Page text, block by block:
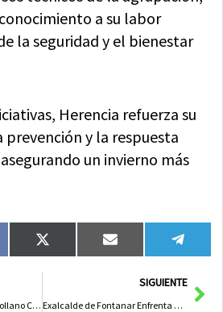
a su labor
la seguridad y el bienestar
Herencia refuerza su
y la respuesta
un invierno más
Compartir
en
X
(Twitter)
Compartir
en
Email
en
Los Reyes Magos de Puertollano Confirmados en la Cabalgata para Cumplir los Sueños Infantiles
SIGUIENTE
Exalcalde de Fontanar Enfrenta Juicio por Malversación y Prevaricación el Próximo Martes